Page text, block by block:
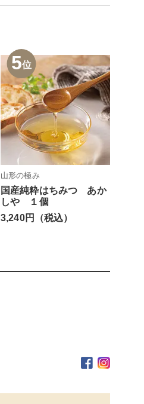
5位
山形の極み
国産純粋はちみつ あか
しや １個
3,240円（税込）